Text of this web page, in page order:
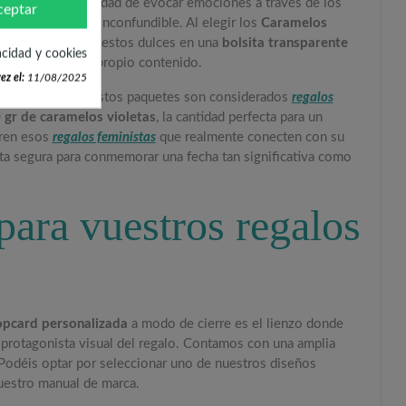
en la capacidad de evocar emociones a través de los
un aroma floral inconfundible. Al elegir los Caramelos
Presentamos estos dulces en una bolsita transparente
dulce como el propio contenido.
Por ello, estos paquetes son considerados regalos
gr de caramelos violetas, la cantidad perfecta para un
esos regalos feministasque realmente conecten con su
segura para conmemorar una fecha tan significativa como
vuestros regalos
personalizada a modo de cierre es el lienzo donde
visual del regalo. Contamos con una amplia
optar por seleccionar uno de nuestros diseños
manual de marca.
y cookies
el: 11/08/2025